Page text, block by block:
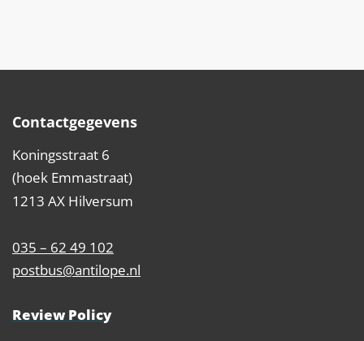
Contactgegevens
Koningsstraat 6
(hoek Emmastraat)
1213 AX Hilversum
035 – 62 49 102
postbus@antilope.nl
Review Policy